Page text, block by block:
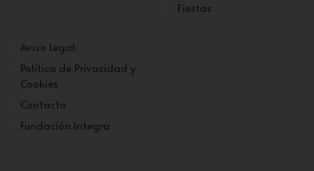
Fiestas
Aviso Legal
Política de Privacidad y
Cookies
Contacto
Fundación Integra